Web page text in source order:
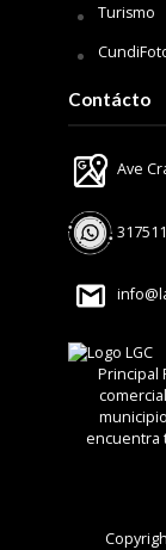
Turismo
Contácto
Ave
Principal
encuentra